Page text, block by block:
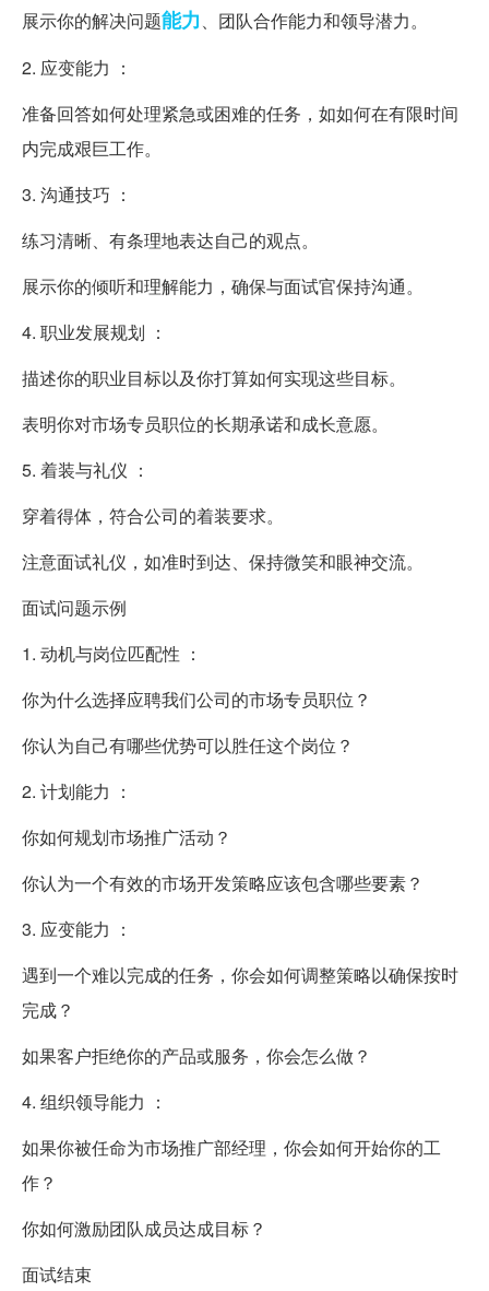
展示你的解决问题能力、团队合作能力和领导潜力。
2. 应变能力 ：
准备回答如何处理紧急或困难的任务，如如何在有限时间
内完成艰巨工作。
3. 沟通技巧 ：
练习清晰、有条理地表达自己的观点。
展示你的倾听和理解能力，确保与面试官保持沟通。
4. 职业发展规划 ：
描述你的职业目标以及你打算如何实现这些目标。
表明你对市场专员职位的长期承诺和成长意愿。
5. 着装与礼仪 ：
穿着得体，符合公司的着装要求。
注意面试礼仪，如准时到达、保持微笑和眼神交流。
面试问题示例
1. 动机与岗位匹配性 ：
你为什么选择应聘我们公司的市场专员职位？
你认为自己有哪些优势可以胜任这个岗位？
2. 计划能力 ：
你如何规划市场推广活动？
你认为一个有效的市场开发策略应该包含哪些要素？
3. 应变能力 ：
遇到一个难以完成的任务，你会如何调整策略以确保按时
完成？
如果客户拒绝你的产品或服务，你会怎么做？
4. 组织领导能力 ：
如果你被任命为市场推广部经理，你会如何开始你的工
作？
你如何激励团队成员达成目标？
面试结束